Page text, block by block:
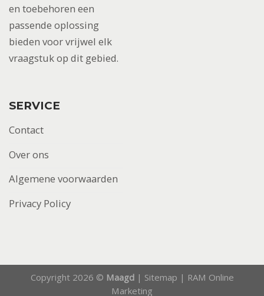
en toebehoren een
passende oplossing
bieden voor vrijwel elk
vraagstuk op dit gebied.
SERVICE
Contact
Over ons
Algemene voorwaarden
Privacy Policy
Copyright 2026 © Maagd| Sitemap | RAM Online
Marketing